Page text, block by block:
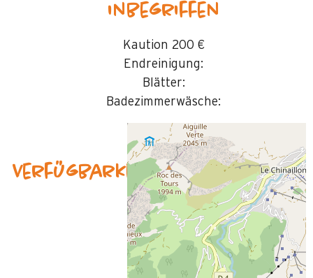
inbegriffen
Kaution 200 €
Endreinigung:
Blätter:
Badezimmerwäsche:
Verfügbarkeit & Preise